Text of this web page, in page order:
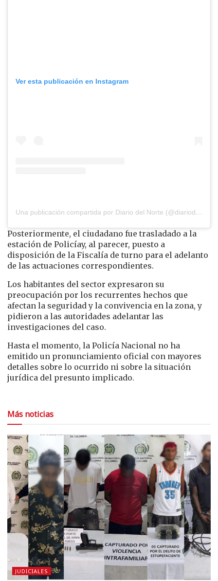
Ver esta publicación en Instagram
Una publicación compartida por Diario del Norte (@diariodelnorte)
Posteriormente, el ciudadano fue trasladado a la
estación de Policíay, al parecer, puesto a
disposición de la Fiscalía de turno para el adelanto
de las actuaciones correspondientes.
Los habitantes del sector expresaron su
preocupación por los recurrentes hechos que
afectan la seguridad y la convivencia en la zona, y
pidieron a las autoridades adelantar las
investigaciones del caso.
Hasta el momento, la Policía Nacional no ha
emitido un pronunciamiento oficial con mayores
detalles sobre lo ocurrido ni sobre la situación
jurídica del presunto implicado.
Más noticias
JUDICIALES